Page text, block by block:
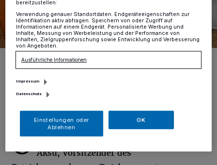
Oberbürgermeister Sören Link, Özan Aksu und die geehrten Jungen
und Mädchen im Entdeckerhaus des Zoos.
O berbürgermeister Sören Link und Ozan
Aksu, Vorsitzender des
bereitzustellen:
Verwendung genauer Standortdaten. Endgeräteeigenschaften zur
Identifikation aktiv abfragen. Speichern von oder Zugriff auf
Informationen auf einem Endgerät. Personalisierte Werbung und
Inhalte, Messung von Werbeleistung und der Performance von
Inhalten, Zielgruppenforschung sowie Entwicklung und Verbesserung
von Angeboten.
Ausführliche Informationen
Impressum
Datenschutz
Einstellungen oder
Ablehnen
OK